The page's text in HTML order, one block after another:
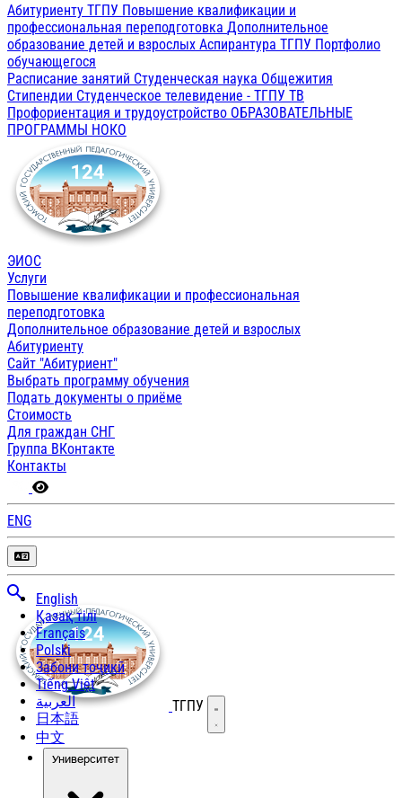
Абитуриенту ТГПУ Повышение квалификации и
профессиональная переподготовка Дополнительное
образование детей и взрослых Аспирантура ТГПУ Портфолио
обучающегося
Расписание занятий Студенческая наука Общежития
Стипендии Студенческое телевидение - ТГПУ ТВ
Профориентация и трудоустройство ОБРАЗОВАТЕЛЬНЫЕ
ПРОГРАММЫ НОКО
ЭИОС
Услуги
Повышение квалификации и профессиональная
переподготовка
Дополнительное образование детей и взрослых
Абитуриенту
Сайт "Абитуриент"
Выбрать программу обучения
Подать документы о приёме
Стоимость
Для граждан СНГ
Группа ВКонтакте
Контакты
ENG
English
Қазақ тілі
Français
Polski
Забони тоҷикӣ
Tiếng Việt
العربية
日本語
中文
ТГПУ Открыть меню
Университет